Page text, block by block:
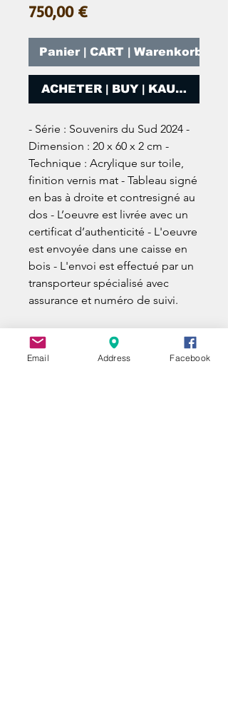
750,00 €Prix
Panier | CART | Warenkorb
ACHETER | BUY | KAUFEN
- Série : Souvenirs du Sud 2024 -
Dimension : 20 x 60 x 2 cm -
Technique : Acrylique sur toile,
finition vernis mat - Tableau signé
en bas à droite et contresigné au
dos - L’oeuvre est livrée avec un
certificat d’authenticité - L'oeuvre
est envoyée dans une caisse en
bois - L'envoi est effectué par un
transporteur spécialisé avec
assurance et numéro de suivi.
Email Address Facebook